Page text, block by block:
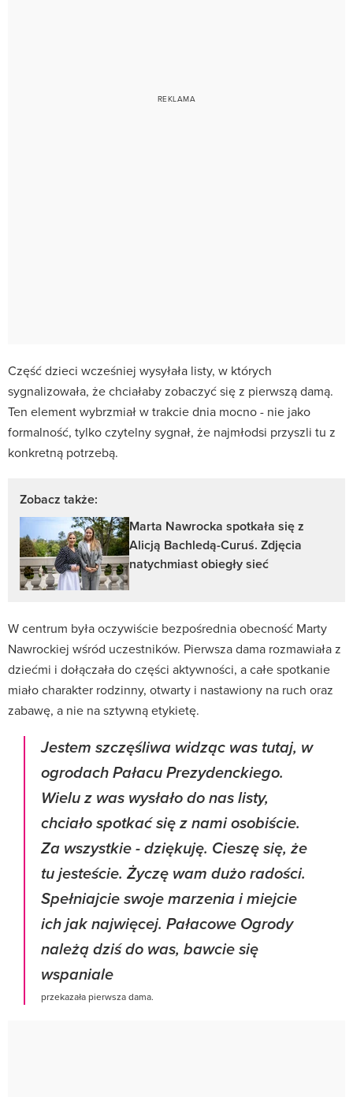
Część dzieci wcześniej wysyłała listy, w których
sygnalizowała, że chciałaby zobaczyć się z pierwszą damą.
Ten element wybrzmiał w trakcie dnia mocno - nie jako
formalność, tylko czytelny sygnał, że najmłodsi przyszli tu z
konkretną potrzebą.
Zobacz także:
Marta Nawrocka spotkała się z
Alicją Bachledą-Curuś. Zdjęcia
natychmiast obiegły sieć
W centrum była oczywiście bezpośrednia obecność Marty
Nawrockiej wśród uczestników. Pierwsza dama rozmawiała z
dziećmi i dołączała do części aktywności, a całe spotkanie
miało charakter rodzinny, otwarty i nastawiony na ruch oraz
zabawę, a nie na sztywną etykietę.
Jestem szczęśliwa widząc was tutaj, w
ogrodach Pałacu Prezydenckiego.
Wielu z was wysłało do nas listy,
chciało spotkać się z nami osobiście.
Za wszystkie - dziękuję. Cieszę się, że
tu jesteście. Życzę wam dużo radości.
Spełniajcie swoje marzenia i miejcie
ich jak najwięcej. Pałacowe Ogrody
należą dziś do was, bawcie się
wspaniale
przekazała pierwsza dama.